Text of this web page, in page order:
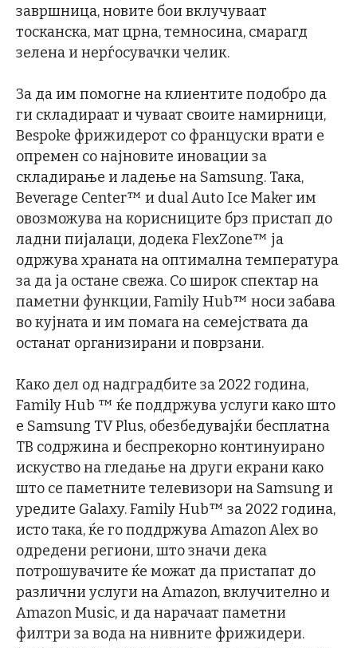
завршница, новите бои вклучуваат
тосканска, мат црна, темносина, смарагд
зелена и нерѓосувачки челик.
За да им помогне на клиентите подобро да
ги складираат и чуваат своите намирници,
Bespoke фрижидерот со француски врати е
опремен со најновите иновации за
складирање и ладење на Samsung. Така,
Beverage Center™ и dual Auto Ice Maker им
овозможува на корисниците брз пристап до
ладни пијалаци, додека FlexZone™ ја
одржува храната на оптимална температура
за да ја остане свежа. Со широк спектар на
паметни функции, Family Hub™ носи забава
во кујната и им помага на семејствата да
останат организирани и поврзани.
Како дел од надградбите за 2022 година,
Family Hub ™ ќе поддржува услуги како што
е Samsung TV Plus, обезбедувајќи бесплатна
ТВ содржина и беспрекорно континуирано
искуство на гледање на други екрани како
што се паметните телевизори на Samsung и
уредите Galaxy. Family Hub™ за 2022 година,
исто така, ќе го поддржува Amazon Alex во
одредени региони, што значи дека
потрошувачите ќе можат да пристапат до
различни услуги на Amazon, вклучително и
Amazon Music, и да нарачаат паметни
филтри за вода на нивните фрижидери.